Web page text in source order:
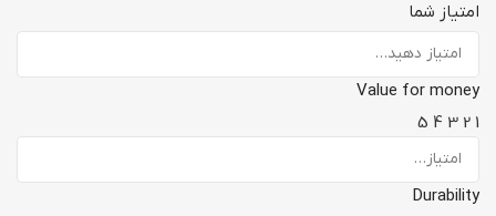
امتیاز شما
Value for money
1
2
3
4
5
Durability